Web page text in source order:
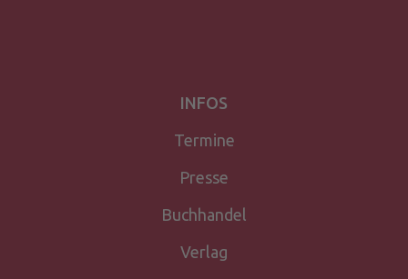
INFOS
Termine
Presse
Buchhandel
Verlag